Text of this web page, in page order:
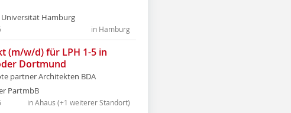
Universität Hamburg
in Hamburg
(m/w/d) für LPH 1-5 in
Dortmund
partner Architekten BDA
PartmbB
in Ahaus (+1 weiterer Standort)